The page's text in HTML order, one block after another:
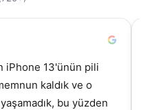
iPhone 13'ünün pili
kaldık ve o
bu yüzden